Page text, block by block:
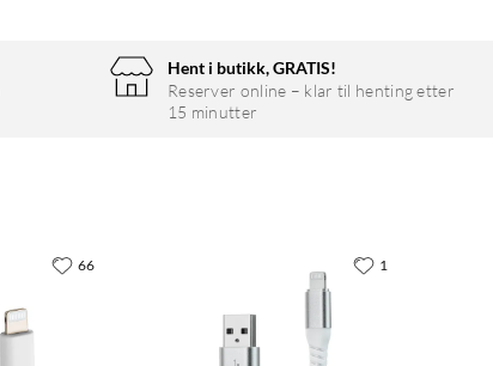
Hent i butikk, GRATIS!
Reserver online – klar til henting etter
15 minutter
66 1